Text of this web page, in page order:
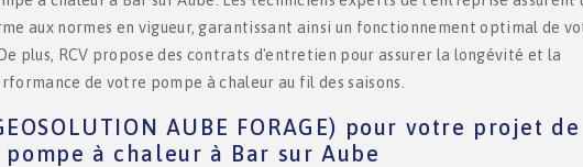
aux normes en vigueur, garantissant ainsi un fonctionnement optimal de
plus, RCV propose des contrats d'entretien pour assurer la longévité et la
de votre pompe à chaleur au fil des saisons.
AUBE FORAGE) pour votre projet de
pompe à chaleur à Bar sur Aube